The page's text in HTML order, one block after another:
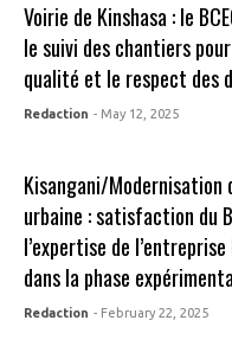
Voirie de Kinshasa : le
le suivi des chantiers
qualité et le respect des
Redaction - May 12, 2025
Kisangani/Modernisation
urbaine : satisfaction du
l’expertise de
dans la phase
Redaction - February 22, 2025